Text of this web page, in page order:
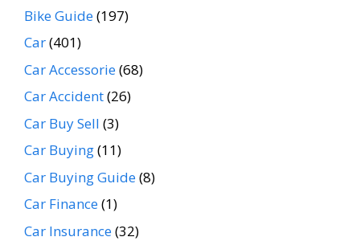
Bike Guide(197)
Car(401)
Car Accessorie(68)
Car Accident(26)
Car Buy Sell (3)
Car Buying(11)
Car Buying Guide(8)
Car Finance(1)
Car Insurance(32)